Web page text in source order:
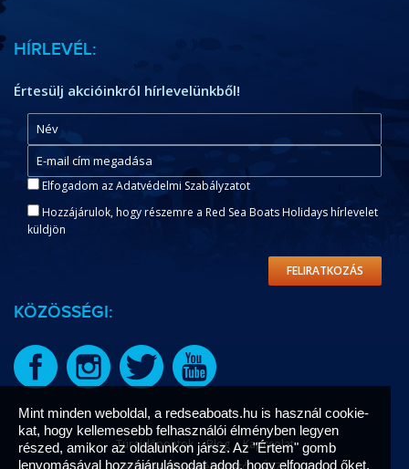
HÍRLEVÉL:
Értesülj akcióinkról hírlevelünkből!
Elfogadom az Adatvédelmi Szabályzatot
Hozzájárulok, hogy részemre a Red Sea Boats Holidays hírlevelet
küldjön
FELIRATKOZÁS
KÖZÖSSÉGI:
Túraidőpontok Blog
Kapcsolat
Mint minden weboldal, a redseaboats.hu is használ cookie-
kat, hogy kellemesebb felhasználói élményben legyen
részed, amikor az oldalunkon jársz. Az "Értem" gomb
lenyomásával hozzájárulásodat adod, hogy elfogadod őket.